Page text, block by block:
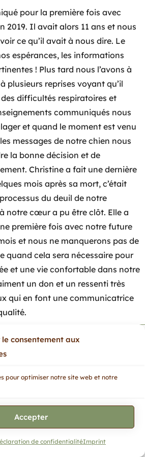
le consentement aux
pour optimiser notre site web et notre
Accepter
de confidentialitéImprint
pour la première fois avec
2019. Il avait alors 11 ans et nous
ce qu’il avait à nous dire. Le
espérances, les informations
! Plus tard nous l’avons à
plusieurs reprises voyant qu’il
difficultés respiratoires et
communiqués nous
et quand le moment est venu
messages de notre chien nous
la bonne décision et de
Christine a fait une dernière
mois après sa mort, c’était
du deuil de notre
notre cœur a pu être clôt. Elle a
première fois avec notre future
et nous ne manquerons pas de
quand cela sera nécessaire pour
et une vie confortable dans notre
un don et un ressenti très
qui en font une communicatrice